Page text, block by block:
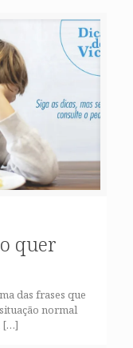
quer
das frases que
normal
[…]